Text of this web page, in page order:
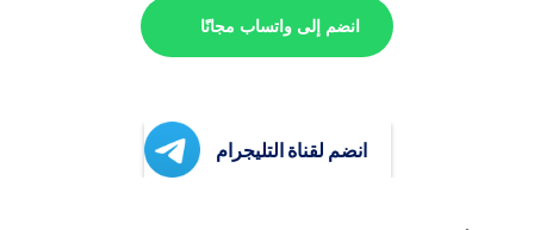
انضم إلى واتساب مجانًا
انضم لقناة التليجرام